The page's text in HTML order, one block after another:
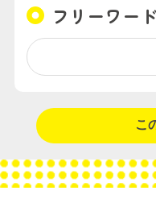
フリーワー